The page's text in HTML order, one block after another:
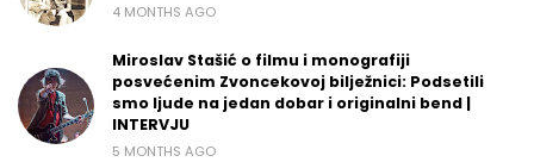
4 MONTHS AGO
Miroslav Stašić o filmu i monografiji
posvećenim Zvoncekovoj bilježnici: Podsetili
smo ljude na jedan dobar i originalni bend |
INTERVJU
5 MONTHS AGO